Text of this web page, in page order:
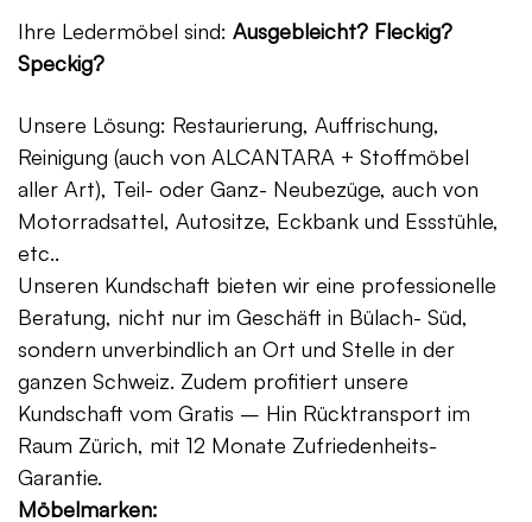
Ihre Ledermöbel sind: Ausgebleicht? Fleckig?
Speckig?
Unsere Lösung: Restaurierung, Auffrischung,
Reinigung (auch von ALCANTARA + Stoffmöbel
aller Art), Teil- oder Ganz- Neubezüge, auch von
Motorradsattel, Autositze, Eckbank und Essstühle,
etc..
Unseren Kundschaft bieten wir eine professionelle
Beratung, nicht nur im Geschäft in Bülach- Süd,
sondern unverbindlich an Ort und Stelle in der
ganzen Schweiz. Zudem profitiert unsere
Kundschaft vom Gratis – Hin Rücktransport im
Raum Zürich, mit 12 Monate Zufriedenheits-
Garantie.
Möbelmarken: